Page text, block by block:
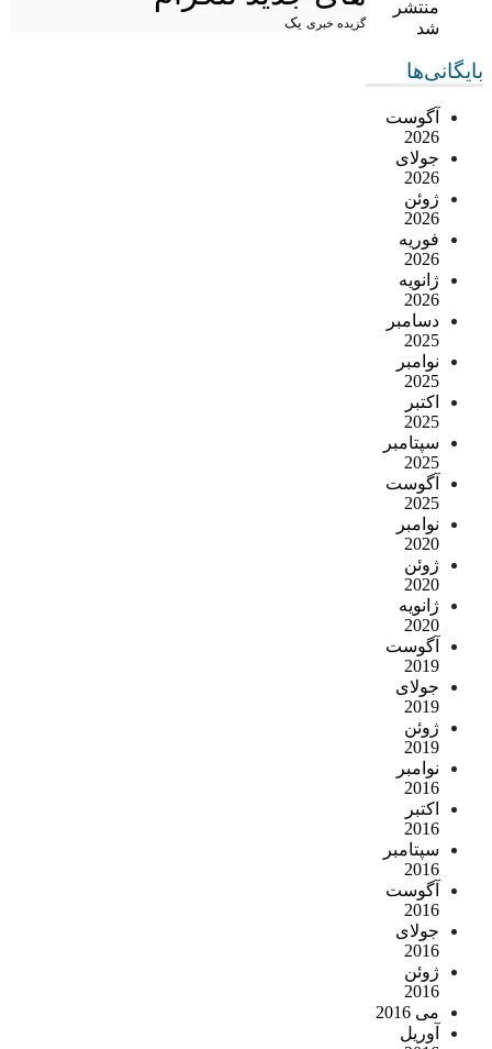
منتشر
شد
بایگانی‌ها
آگوست
2026
جولای
2026
ژوئن
2026
فوریه
2026
ژانویه
2026
دسامبر
2025
نوامبر
2025
اکتبر
2025
سپتامبر
2025
آگوست
2025
نوامبر
2020
ژوئن
2020
ژانویه
2020
آگوست
2019
جولای
2019
ژوئن
2019
نوامبر
2016
اکتبر
2016
سپتامبر
2016
آگوست
2016
جولای
2016
ژوئن
2016
می 2016
آوریل
گزیده خبری یک